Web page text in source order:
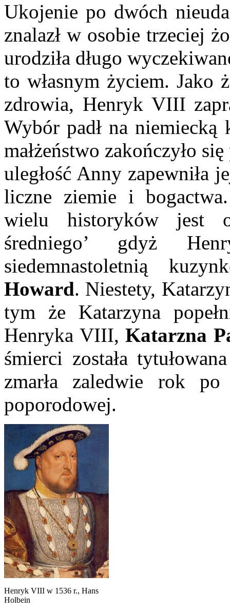
Ukojenie po dwóch
znalazł w osobie trzeciej
urodziła długo
to własnym życiem. Jako
zdrowia, Henryk VIII
Wybór padł na niemiecką
małżeństwo zakończyło
uległość Anny zapewniła
liczne ziemie i
wielu historyków jest
średniego’ gdyż
siedemnastoletnią
Howard. Niestety,
tym że Katarzyna
Henryka VIII,Katarzna
śmierci została
zmarła zaledwie rok
poporodowej.
Henryk VIII w 1536 r., Hans
Holbein